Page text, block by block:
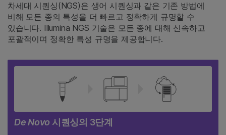
차세대 시퀀싱(NGS)은 생어 시퀀싱과 같은 기존 방법에
비해 모든 종의 특성을 더 빠르고 정확하게 규명할 수
있습니다. Illumina NGS 기술은 모든 종에 대해 신속하고
포괄적이며 정확한 특성 규명을 제공합니다.
De Novo 시퀀싱의 3단계